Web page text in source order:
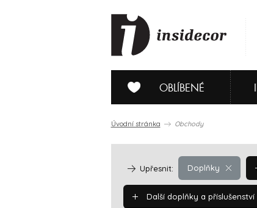
OBLÍBENÉ
Úvodní stránka Obchody
Doplňky
Upřesnit:
Další doplňky a příslušenství